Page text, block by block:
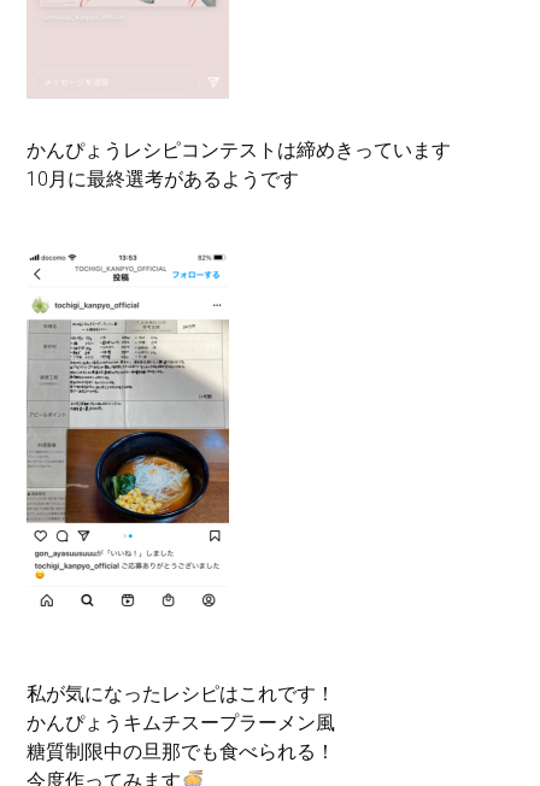
かんぴょうレシピコンテストは締めきっています
10月に最終選考があるようです
私が気になったレシピはこれです！
かんぴょうキムチスープラーメン風
糖質制限中の旦那でも食べられる！
今度作ってみます